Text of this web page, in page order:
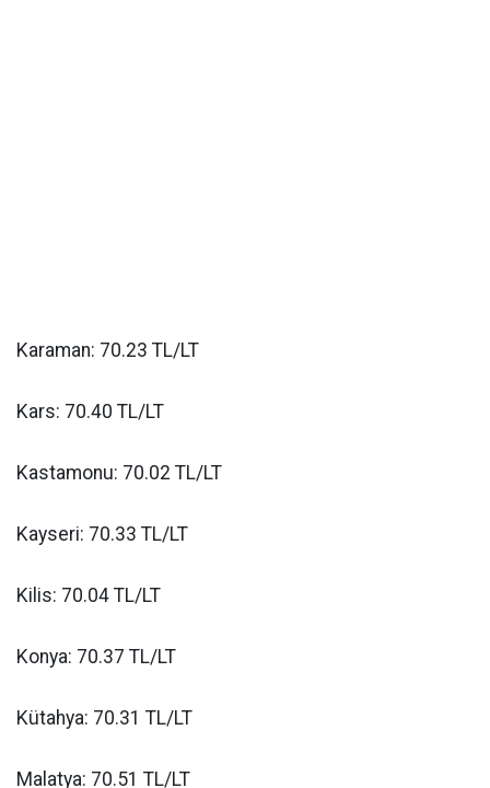
Karaman: 70.23 TL/LT
Kars: 70.40 TL/LT
Kastamonu: 70.02 TL/LT
Kayseri: 70.33 TL/LT
Kilis: 70.04 TL/LT
Konya: 70.37 TL/LT
Kütahya: 70.31 TL/LT
Malatya: 70.51 TL/LT